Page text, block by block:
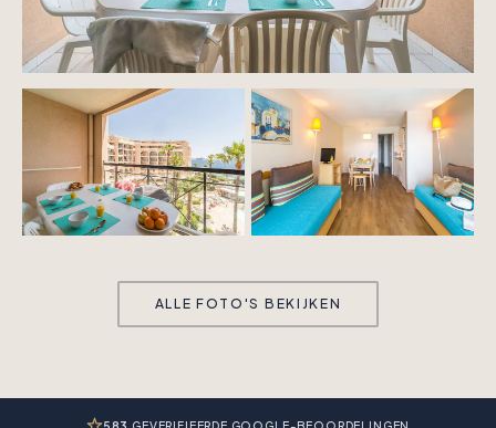
ALLE FOTO'S BEKIJKEN
583 GEVERIFIEERDE GOOGLE-BEOORDELINGEN